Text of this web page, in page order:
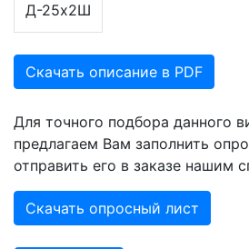
Д-25х2Ш
Скачать описание в PDF
Для точного подбора данного
предлагаем Вам заполнить
отправить его в заказе нашим
Скачать опросный лист